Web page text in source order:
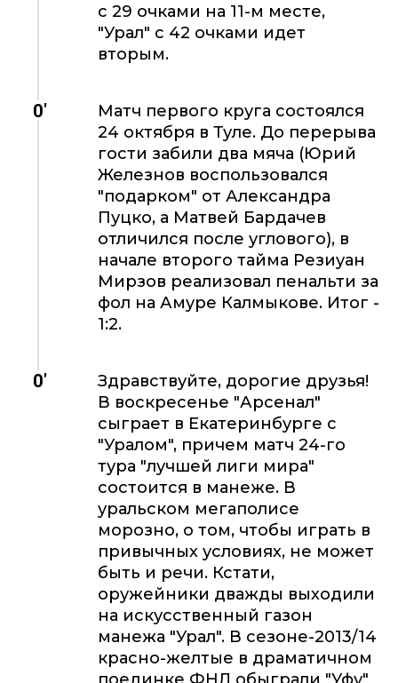
с 29 очками на 11-м месте,
"Урал" с 42 очками идет
вторым.
0'
Матч первого круга состоялся
24 октября в Туле. До перерыва
гости забили два мяча (Юрий
Железнов воспользовался
"подарком" от Александра
Пуцко, а Матвей Бардачев
отличился после углового), в
начале второго тайма Резиуан
Мирзов реализовал пенальти за
фол на Амуре Калмыкове. Итог -
1:2.
0'
Здравствуйте, дорогие друзья!
В воскресенье "Арсенал"
сыграет в Екатеринбурге с
"Уралом", причем матч 24-го
тура "лучшей лиги мира"
состоится в манеже. В
уральском мегаполисе
морозно, о том, чтобы играть в
привычных условиях, не может
быть и речи. Кстати,
оружейники дважды выходили
на искусственный газон
манежа "Урал". В сезоне-2013/14
красно-желтые в драматичном
поединке ФНЛ обыграли "Уфу"